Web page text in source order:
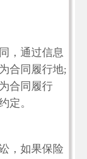
，通过信息
合同履行地;
合同履行
定。
，如果保险